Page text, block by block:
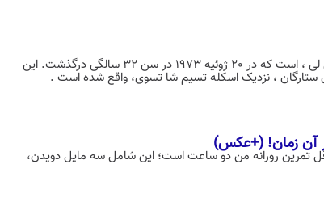
مجسمه بروس لی در هنگ کنگ، یک مجسمه یادبود برنزی از هنرمند رزمی ، بروس لی ، است که در 20 ژوئیه 1973 در سن 32 سالگی درگذشت. این
، نزدیک اسکله تسیم شا تسوی، واقع شده است .
آن زمان! (+عکس)
تمرین روزانه من دو ساعت است؛ این شامل سه مایل دویدن،